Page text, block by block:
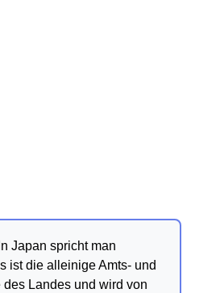
In Japan spricht man
ist die alleinige Amts- und
Landes und wird von